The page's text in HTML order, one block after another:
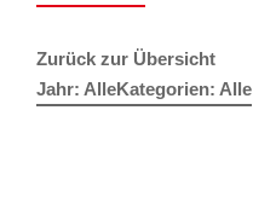
Zurück zur Übersicht
Jahr: AlleKategorien: Alle